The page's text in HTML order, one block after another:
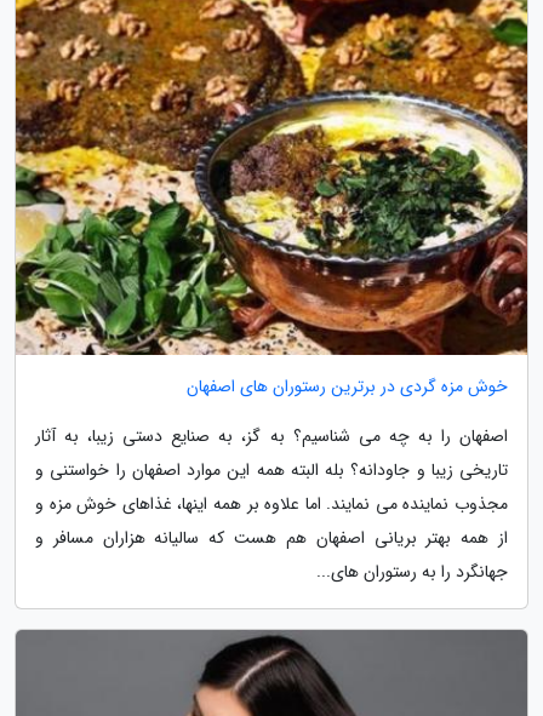
خوش مزه گردی در برترین رستوران های اصفهان
اصفهان را به چه می شناسیم؟ به گز، به صنایع دستی زیبا، به آثار
تاریخی زیبا و جاودانه؟ بله البته همه این موارد اصفهان را خواستنی و
مجذوب نماینده می نمایند. اما علاوه بر همه اینها، غذاهای خوش مزه و
از همه بهتر بریانی اصفهان هم هست که سالیانه هزاران مسافر و
جهانگرد را به رستوران های...